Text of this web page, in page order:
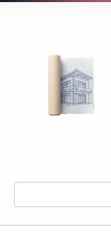
Перейти
Поиск: